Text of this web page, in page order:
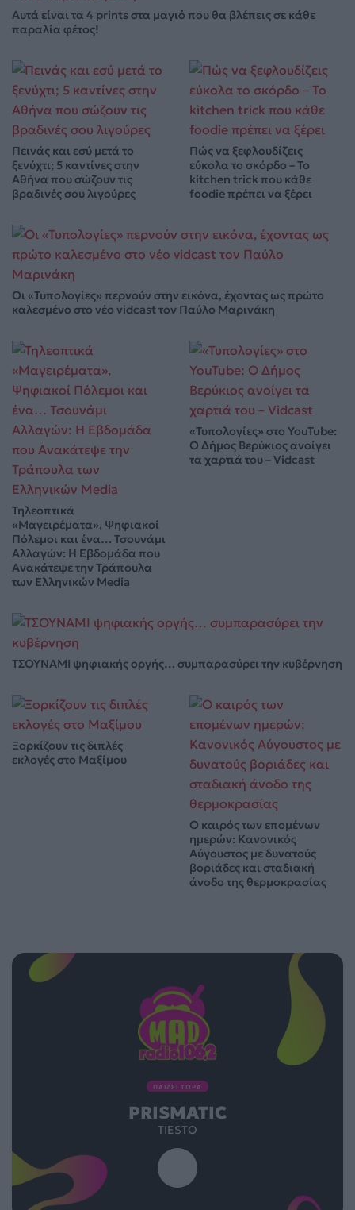
Αυτά είναι τα 4 prints στα μαγιό που θα βλέπεις σε κάθε
παραλία φέτος!
Πεινάς και εσύ μετά το
ξενύχτι; 5 καντίνες στην
Αθήνα που σώζουν τις
βραδινές σου λιγούρες
Πώς να ξεφλουδίζεις
εύκολα το σκόρδο – Το
kitchen trick που κάθε
foodie πρέπει να ξέρει
Οι «Τυπολογίες» περνούν στην εικόνα, έχοντας ως πρώτο
καλεσμένο στο νέο vidcast τον Παύλο Μαρινάκη
Τηλεοπτικά
«Μαγειρέματα», Ψηφιακοί
Πόλεμοι και ένα… Τσουνάμι
Αλλαγών: Η Εβδομάδα που
Ανακάτεψε την Τράπουλα
των Ελληνικών Media
«Τυπολογίες» στο YouTube:
Ο Δήμος Βερύκιος ανοίγει
τα χαρτιά του – Vidcast
ΤΣΟΥΝΑΜΙ ψηφιακής οργής… συμπαρασύρει την κυβέρνηση
Ξορκίζουν τις διπλές
εκλογές στο Μαξίμου
Ο καιρός των επομένων
ημερών: Κανονικός
Αύγουστος με δυνατούς
βοριάδες και σταδιακή
άνοδο της θερμοκρασίας
ΠΑΙΖΕΙ ΤΩΡΑ
PRISMATIC
TIESTO